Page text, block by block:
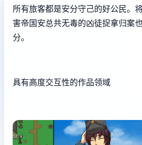
所有旅客都是安分守己的好公民。
害帝国安总共无毒的凶徒捉拿归案
分。
具有高度交互性的作品领域